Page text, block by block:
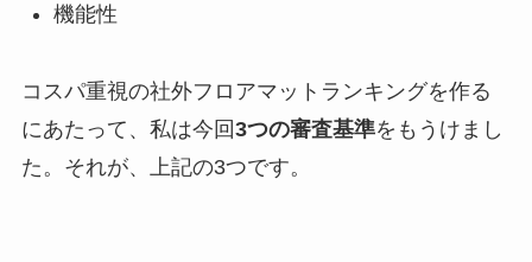
機能性
コスパ重視の社外フロアマットランキングを作る
にあたって、私は今回3つの審査基準をもうけまし
た。それが、上記の3つです。